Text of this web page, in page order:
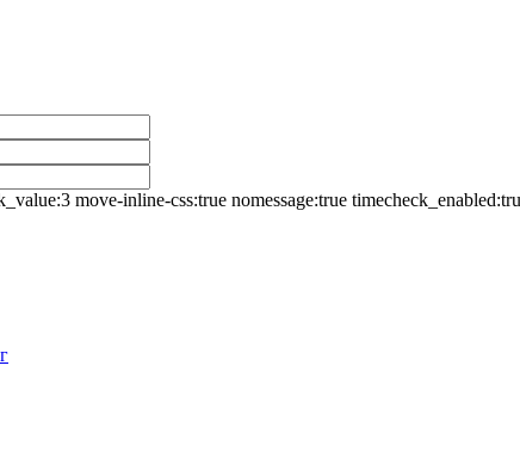
move-inline-css:true nomessage:true